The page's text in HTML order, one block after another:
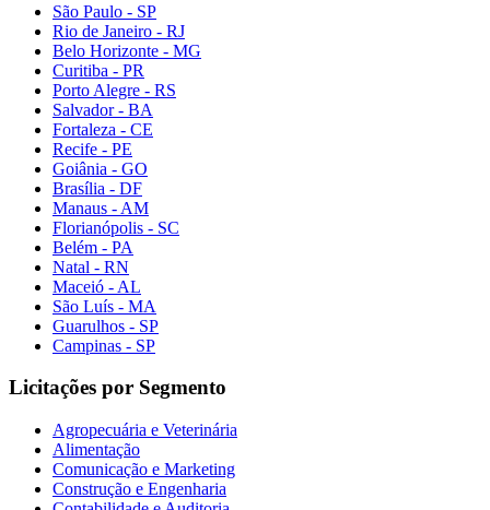
São Paulo - SP
Rio de Janeiro - RJ
Belo Horizonte - MG
Curitiba - PR
Porto Alegre - RS
Salvador - BA
Fortaleza - CE
Recife - PE
Goiânia - GO
Brasília - DF
Manaus - AM
Florianópolis - SC
Belém - PA
Natal - RN
Maceió - AL
São Luís - MA
Guarulhos - SP
Campinas - SP
Licitações por Segmento
Agropecuária e Veterinária
Alimentação
Comunicação e Marketing
Construção e Engenharia